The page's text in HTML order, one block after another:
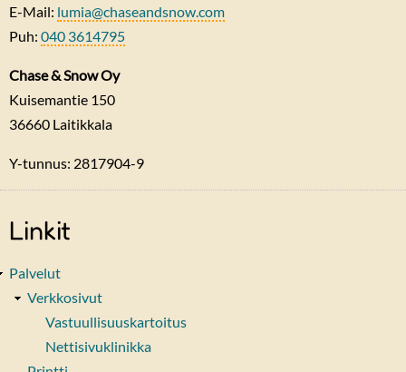
E-Mail: lumia@chaseandsnow.com
Puh: 040 3614795
Chase & Snow Oy
Kuisemantie 150
36660 Laitikkala
Y-tunnus: 2817904-9
Linkit
Palvelut
Verkkosivut
Vastuullisuuskartoitus
Nettisivuklinikka